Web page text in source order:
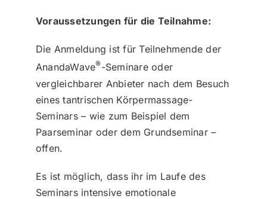
Voraussetzungen für die Teilnahme:
Die Anmeldung ist für Teilnehmende der
AnandaWave®-Seminare oder
vergleichbarer Anbieter nach dem Besuch
eines tantrischen Körpermassage-
Seminars – wie zum Beispiel dem
Paarseminar oder dem Grundseminar –
offen.
Es ist möglich, dass ihr im Laufe des
Seminars intensive emotionale